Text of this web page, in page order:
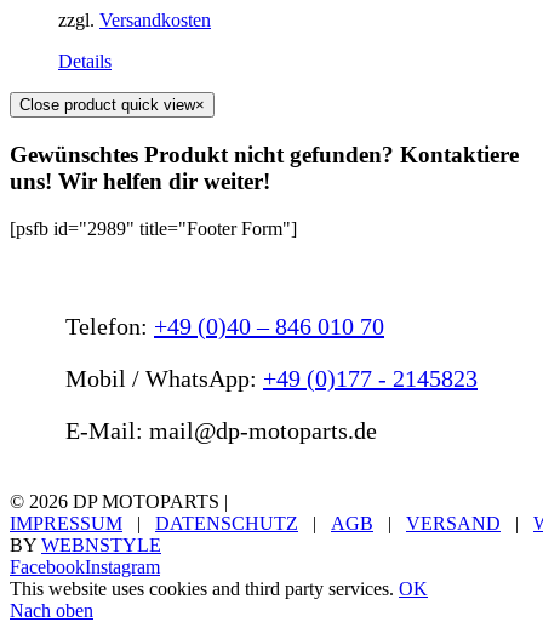
zzgl. Versandkosten
Details
Close product quick view×
Gewünschtes Produkt nicht gefunden? Kontaktiere
uns! Wir helfen dir weiter!
[psfb id="2989" title="Footer Form"]
Telefon: +49 (0)40 – 846 010 70
Mobil / WhatsApp: +49 (0)177 - 2145823
E-Mail: mail@dp-motoparts.de
© 2026 DP MOTOPARTS |
IMPRESSUM | DATENSCHUTZ | AGB | VERSAND |
BY WEBNSTYLE
FacebookInstagram
This website uses cookies and third party services. OK
Nach oben